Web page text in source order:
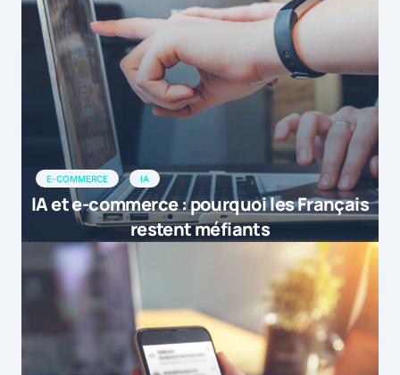
réalisée en mars 2015, 8 marketeurs
BtoB sur 10 privilégient LinkedIn pour
les lancements de produits, suivi de
très près par Twit” […]
LinkedIn et Twitter, réseaux préf...
20 mai 2015 at 16h27
E-COMMERCE IA
IA et e-commerce : pourquoi les Français
restent méfiants